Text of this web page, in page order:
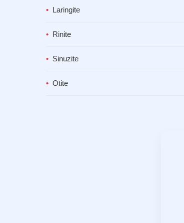
Laringite
Rinite
Sinuzite
Otite